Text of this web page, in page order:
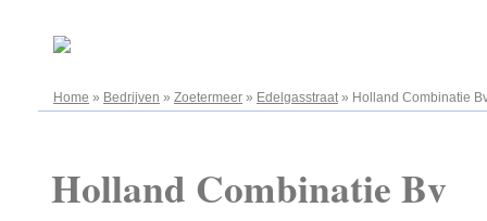
Home » Bedrijven » Zoetermeer » Edelgasstraat» Holland Combinatie
Holland Combinatie Bv